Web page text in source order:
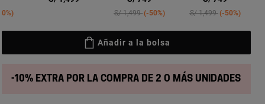
from Price reduced from
S/ 1,499to-50% Price reduced from
S/ 1,499to-50%
Añadir a la bolsa
-10% extra por la compra de 2 o más unidades